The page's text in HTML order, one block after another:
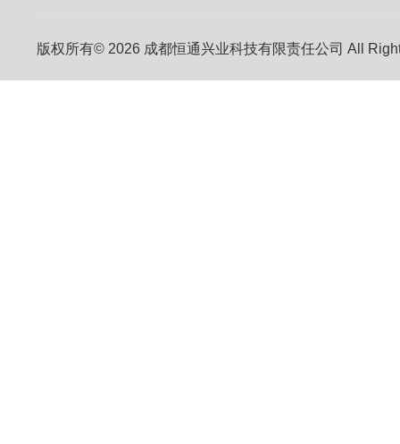
版权所有© 2026 成都恒通兴业科技有限责任公司 All